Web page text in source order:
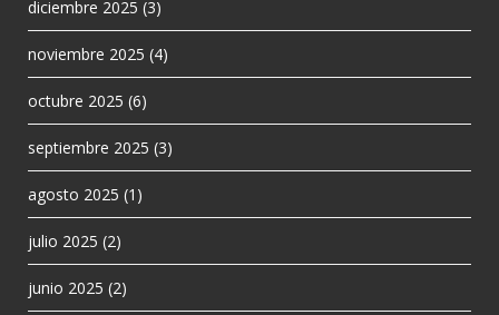
diciembre 2025 (3)
noviembre 2025 (4)
octubre 2025 (6)
septiembre 2025 (3)
agosto 2025 (1)
julio 2025 (2)
junio 2025 (2)